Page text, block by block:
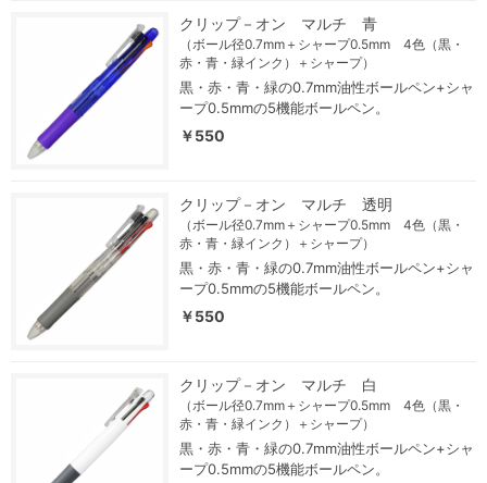
クリップ－オン マルチ 青
（ボール径0.7mm＋シャープ0.5mm 4色（黒・
赤・青・緑インク）＋シャープ）
黒・赤・青・緑の0.7mm油性ボールペン+シャ
ープ0.5mmの5機能ボールペン。
￥550
クリップ－オン マルチ 透明
（ボール径0.7mm＋シャープ0.5mm 4色（黒・
赤・青・緑インク）＋シャープ）
黒・赤・青・緑の0.7mm油性ボールペン+シャ
ープ0.5mmの5機能ボールペン。
￥550
クリップ－オン マルチ 白
（ボール径0.7mm＋シャープ0.5mm 4色（黒・
赤・青・緑インク）＋シャープ）
黒・赤・青・緑の0.7mm油性ボールペン+シャ
ープ0.5mmの5機能ボールペン。